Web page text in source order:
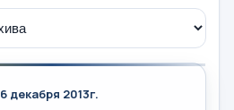
6 декабря 2013г.